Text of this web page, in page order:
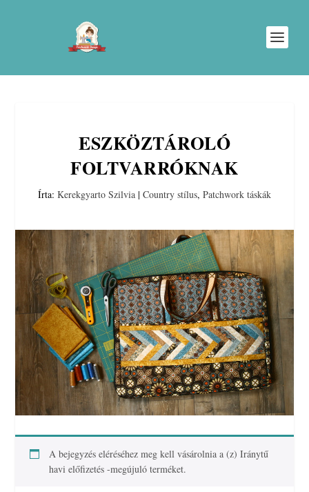
ESZKÖZTÁROLÓ
FOLTVARRÓKNAK
Írta: Kerekgyarto Szilvia | Country stílus, Patchwork táskák
A bejegyzés eléréséhez meg kell vásárolnia a (z)Iránytű
havi előfizetés -megújuló terméket.